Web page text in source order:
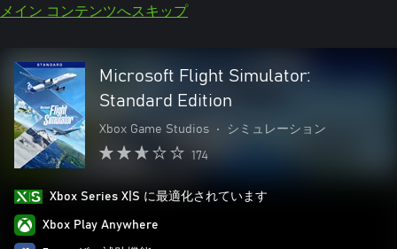
メイン コンテンツへスキップ
Microsoft Flight Simulator:
Standard Edition
Xbox Game Studios • シミュレーション
174
Xbox Series X|S に最適化されています
Xbox Play Anywhere